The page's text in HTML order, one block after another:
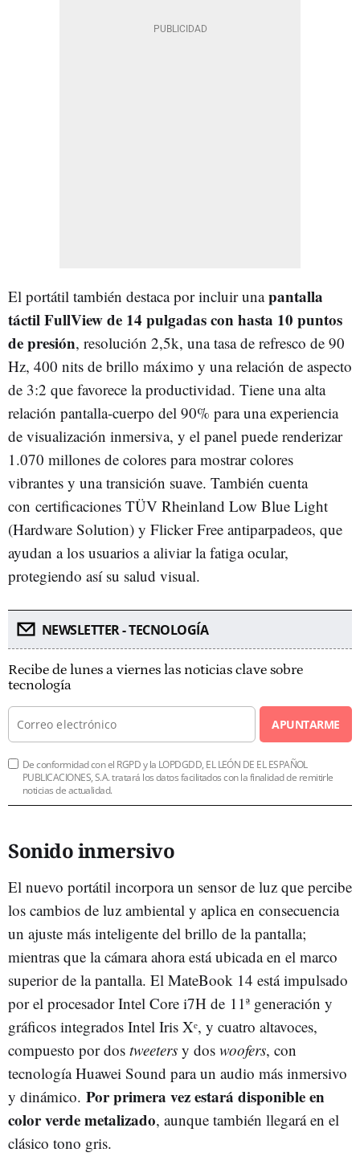
El portátil también destaca por incluir unapantalla
táctil FullView de 14 pulgadas con hasta 10 puntos
de presión, resolución 2,5k, una tasa de refresco de 90
Hz, 400 nits de brillo máximo y una relación de aspecto
de 3:2 que favorece la productividad. Tiene una alta
relación pantalla-cuerpo del 90% para una experiencia
de visualización inmersiva, y el panel puede renderizar
1.070 millones de colores para mostrar colores
vibrantes y una transición suave. También cuenta
con certificaciones TÜV Rheinland Low Blue Light
(Hardware Solution) y Flicker Free antiparpadeos, que
ayudan a los usuarios a aliviar la fatiga ocular,
protegiendo así su salud visual.
NEWSLETTER - TECNOLOGÍA
Recibe de lunes a viernes las noticias clave sobre
tecnología
APUNTARME
De conformidad con el RGPD y la LOPDGDD, EL LEÓN DE EL ESPAÑOL
PUBLICACIONES, S.A. tratará los datos facilitados con la finalidad de remitirle
noticias de actualidad.
Sonido inmersivo
El nuevo portátil incorpora un sensor de luz que percibe
los cambios de luz ambiental y aplica en consecuencia
un ajuste más inteligente del brillo de la pantalla;
mientras que la cámara ahora está ubicada en el marco
superior de la pantalla. El MateBook 14 está impulsado
por el procesador Intel Core i7H de 11ª generación y
gráficos integrados Intel Iris Xᵉ, y cuatro altavoces,
compuesto por dos tweeters y dos woofers, con
tecnología Huawei Sound para un audio más inmersivo
y dinámico. Por primera vez estará disponible en
color verde metalizado, aunque también llegará en el
clásico tono gris.